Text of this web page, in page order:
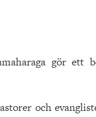
gör ett
och